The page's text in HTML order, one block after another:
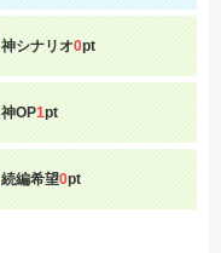
神シナリオ0pt
神OP1pt
続編希望0pt